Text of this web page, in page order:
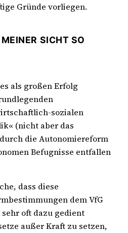
Gründe vorliegen.
SICHT SO
als großen Erfolg
sozialen
(nicht aber das
die Autonomiereform
Befugnisse entfallen
dass diese
dem VfG
oft dazu gedient
außer Kraft zu setzen,